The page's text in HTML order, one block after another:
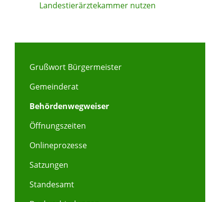
Landestierärztekammer nutzen
Grußwort Bürgermeister
Gemeinderat
Behördenwegweiser
Öffnungszeiten
Onlineprozesse
Satzungen
Standesamt